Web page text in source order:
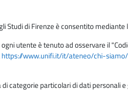
Studi di Firenze è consentito
utente è tenuto ad osservare il
https://www.unifi.it/it/ateneo/chi-
categorie particolari di dati personali